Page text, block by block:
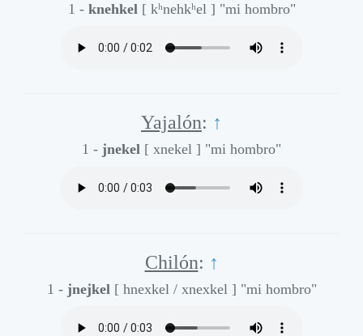
1 - knehkel [ kʰnehkʰel ] "mi hombro"
Yajalón: ↑
1 - jnekel [ xnekel ] "mi hombro"
Chilón: ↑
1 - jnejkel [ hnexkel / xnexkel ] "mi hombro"